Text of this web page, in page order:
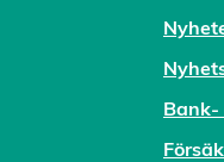
Bank-